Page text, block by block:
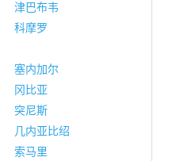
津巴布韦
科摩罗
塞内加尔
冈比亚
突尼斯
几内亚比绍
索马里